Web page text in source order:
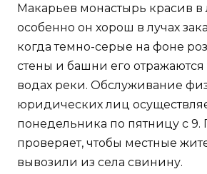
Макарьев монастырь красив
особенно он хорош в лучах
когда темно-серые на фоне
стены и башни его
водах реки. Обслуживание
юридических лиц
понедельника по пятницу с
проверяет, чтобы местные
вывозили из села свинину.